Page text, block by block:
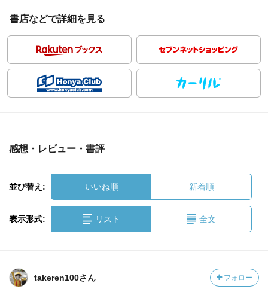
書店などで詳細を見る
感想・レビュー・書評
並び替え: いいね順 新着順
表示形式: リスト 全文
takeren100さん フォロー